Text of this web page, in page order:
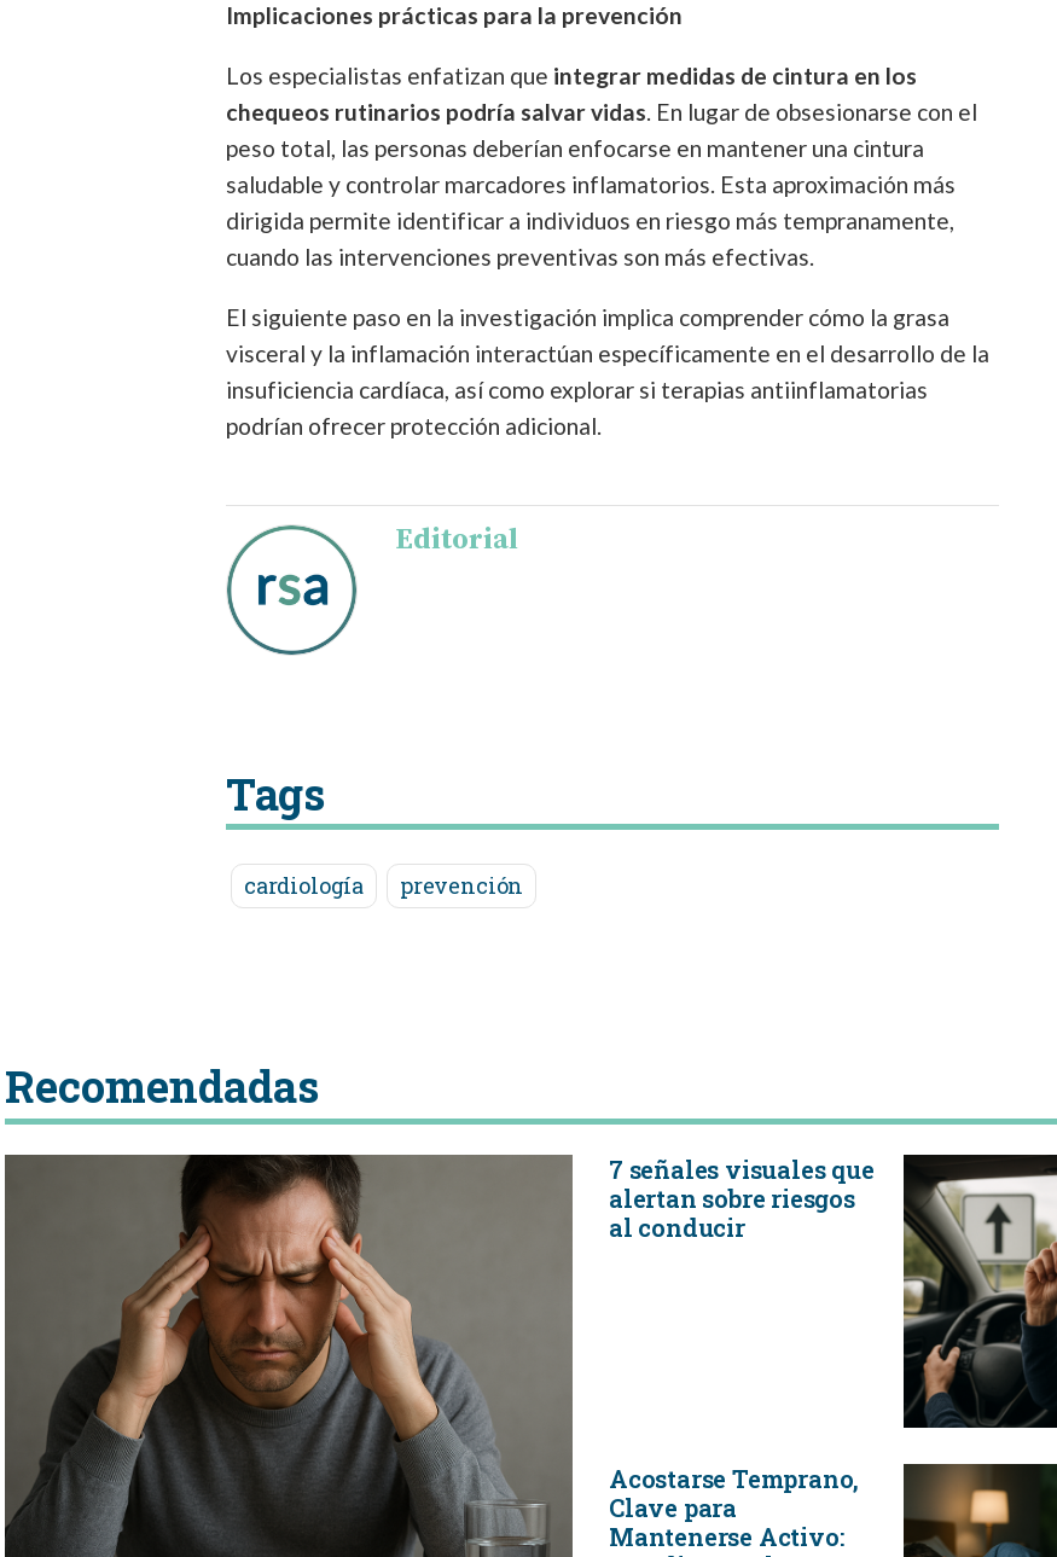
Implicaciones prácticas para la prevención
Los especialistas enfatizan que integrar medidas de cintura en los
chequeos rutinarios podría salvar vidas. En lugar de obsesionarse con el
peso total, las personas deberían enfocarse en mantener una cintura
saludable y controlar marcadores inflamatorios. Esta aproximación más
dirigida permite identificar a individuos en riesgo más tempranamente,
cuando las intervenciones preventivas son más efectivas.
El siguiente paso en la investigación implica comprender cómo la grasa
visceral y la inflamación interactúan específicamente en el desarrollo de la
insuficiencia cardíaca, así como explorar si terapias antiinflamatorias
podrían ofrecer protección adicional.
Editorial
Tags
cardiología prevención
Recomendadas
7 señales visuales que
alertan sobre riesgos
al conducir
Acostarse Temprano,
Clave para
Mantenerse Activo: